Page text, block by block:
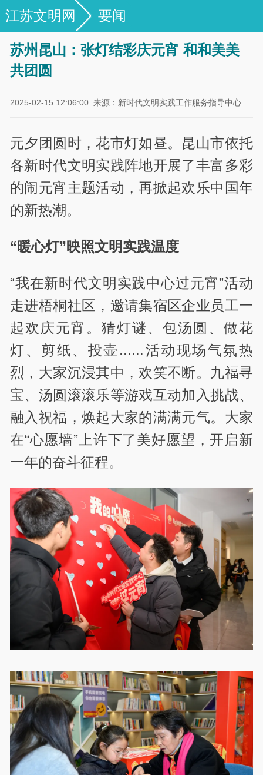
江苏文明网 要闻
苏州昆山：张灯结彩庆元宵 和和美美
共团圆
2025-02-15 12:06:00 来源：新时代文明实践工作服务指导中心
元夕团圆时，花市灯如昼。昆山市依托
各新时代文明实践阵地开展了丰富多彩
的闹元宵主题活动，再掀起欢乐中国年
的新热潮。
“暖心灯”映照文明实践温度
“我在新时代文明实践中心过元宵”活动
走进梧桐社区，邀请集宿区企业员工一
起欢庆元宵。猜灯谜、包汤圆、做花
灯、剪纸、投壶......活动现场气氛热
烈，大家沉浸其中，欢笑不断。九福寻
宝、汤圆滚滚乐等游戏互动加入挑战、
融入祝福，焕起大家的满满元气。大家
在“心愿墙”上许下了美好愿望，开启新
一年的奋斗征程。